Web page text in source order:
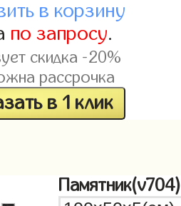
в корзину
по запросу.
скидка -20%
рассрочка
в 1 клик
Памятник(v704)